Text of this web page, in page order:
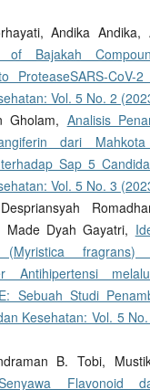
Andika Andika,
Bajakah
ProteaseSARS-CoV-
Vol. 5 No. 2
Gholam, Analisis
dari
Sap 5
Vol. 5 No. 3
Made Dyah Gayatri,
fragrans)
Antihipertensi
Sebuah Studi
Kesehatan: Vol. 5
B. Tobi,
Flavonoid